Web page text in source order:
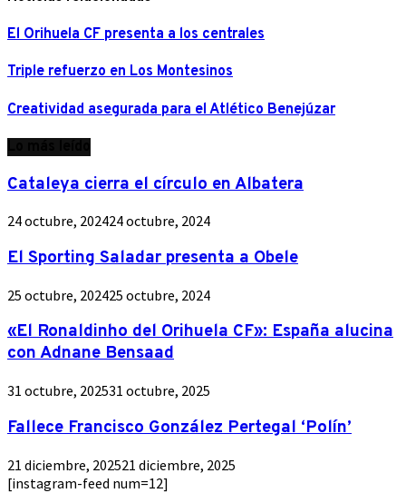
El Orihuela CF presenta a los centrales
Triple refuerzo en Los Montesinos
Creatividad asegurada para el Atlético Benejúzar
Cataleya cierra el círculo en Albatera
24 octubre, 202424 octubre, 2024
El Sporting Saladar presenta a Obele
25 octubre, 202425 octubre, 2024
«El Ronaldinho del Orihuela CF»: España alucina
con Adnane Bensaad
31 octubre, 202531 octubre, 2025
Fallece Francisco González Pertegal ‘Polín’
21 diciembre, 202521 diciembre, 2025
[instagram-feed num=12]